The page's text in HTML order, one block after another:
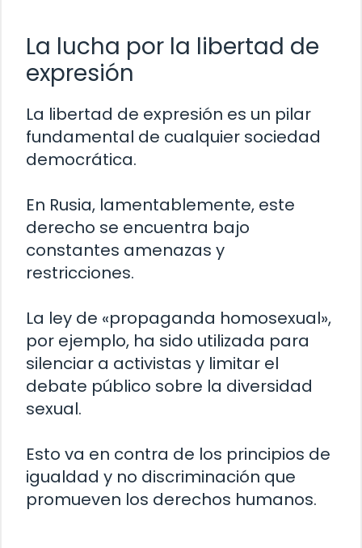
La lucha por la libertad de
expresión
La libertad de expresión es un pilar
fundamental de cualquier sociedad
democrática.
En Rusia, lamentablemente, este
derecho se encuentra bajo
constantes amenazas y
restricciones.
La ley de «propaganda homosexual»,
por ejemplo, ha sido utilizada para
silenciar a activistas y limitar el
debate público sobre la diversidad
sexual.
Esto va en contra de los principios de
igualdad y no discriminación que
promueven los derechos humanos.